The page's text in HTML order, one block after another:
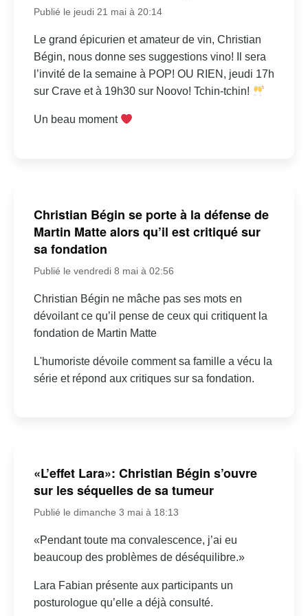
Publié le jeudi 21 mai à 20:14
Le grand épicurien et amateur de vin, Christian
Bégin, nous donne ses suggestions vino! Il sera
l’invité de la semaine à POP! OU RIEN, jeudi 17h
sur Crave et à 19h30 sur Noovo! Tchin-tchin!
Un beau moment
Christian Bégin se porte à la défense de
Martin Matte alors qu’il est critiqué sur
sa fondation
Publié le vendredi 8 mai à 02:56
Christian Bégin ne mâche pas ses mots en
dévoilant ce qu’il pense de ceux qui critiquent la
fondation de Martin Matte
L'humoriste dévoile comment sa famille a vécu la
série et répond aux critiques sur sa fondation.
«L’effet Lara»: Christian Bégin s’ouvre
sur les séquelles de sa tumeur
Publié le dimanche 3 mai à 18:13
«Pendant toute ma convalescence, j’ai eu
beaucoup des problèmes de déséquilibre.»
Lara Fabian présente aux participants un
posturologue qu’elle a déjà consulté.